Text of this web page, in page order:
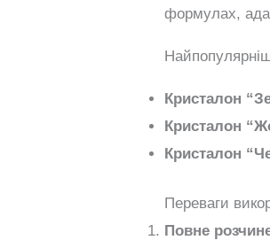
формулах,
Кристалон
Кристалон
Кристалон
Переваги
Повне